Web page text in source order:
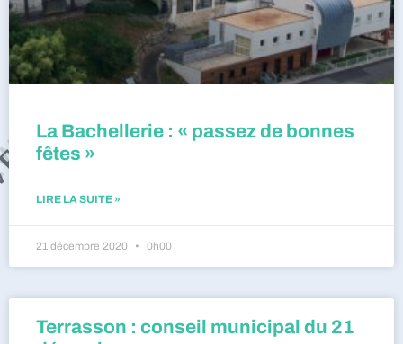
La Bachellerie : « passez de bonnes
fêtes »
LIRE LA SUITE »
21 décembre 2020 0h00
Terrasson : conseil municipal du 21